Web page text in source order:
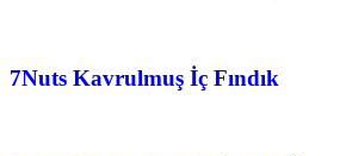
7Nuts Kavrulmuş İç Fındık